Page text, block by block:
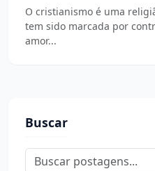
O cristianismo é uma
tem sido marcada por
amor...
Buscar